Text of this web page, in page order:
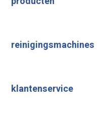
reinigingsmachines
klantenservice